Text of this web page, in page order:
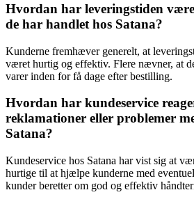
Hvordan har leveringstiden
de har handlet hos Satana?
Kunderne fremhæver generelt, at
været hurtig og effektiv. Flere nævner, at
varer inden for få dage efter bestilling.
Hvordan har kundeservice
reklamationer eller problemer
Satana?
Kundeservice hos Satana har vist sig at
hurtige til at hjælpe kunderne med
kunder beretter om god og effektiv